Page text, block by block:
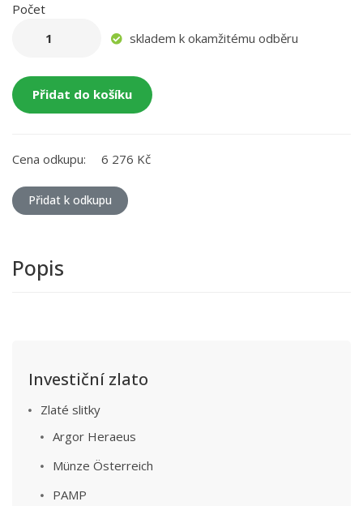
Počet
skladem k okamžitému odběru
Přidat do košíku
Cena odkupu: 6 276 Kč
Přidat k odkupu
Popis
Investiční zlato
Zlaté slitky
Argor Heraeus
Münze Österreich
PAMP